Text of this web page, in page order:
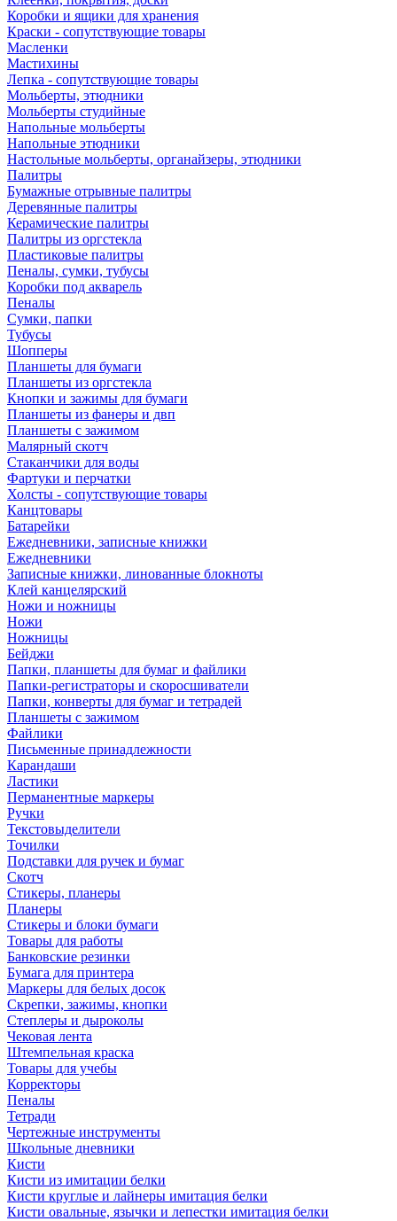
Коробки и ящики для хранения
Краски - сопутствующие товары
Масленки
Мастихины
Лепка - сопутствующие товары
Мольберты, этюдники
Мольберты студийные
Напольные мольберты
Напольные этюдники
Настольные мольберты, органайзеры, этюдники
Палитры
Бумажные отрывные палитры
Деревянные палитры
Керамические палитры
Палитры из оргстекла
Пластиковые палитры
Пеналы, сумки, тубусы
Коробки под акварель
Пеналы
Сумки, папки
Тубусы
Шопперы
Планшеты для бумаги
Планшеты из оргстекла
Кнопки и зажимы для бумаги
Планшеты из фанеры и двп
Планшеты с зажимом
Малярный скотч
Стаканчики для воды
Фартуки и перчатки
Холсты - сопутствующие товары
Канцтовары
Батарейки
Ежедневники, записные книжки
Ежедневники
Записные книжки, линованные блокноты
Клей канцелярский
Ножи и ножницы
Ножи
Ножницы
Бейджи
Папки, планшеты для бумаг и файлики
Папки-регистраторы и скоросшиватели
Папки, конверты для бумаг и тетрадей
Планшеты с зажимом
Файлики
Письменные принадлежности
Карандаши
Ластики
Перманентные маркеры
Ручки
Текстовыделители
Точилки
Подставки для ручек и бумаг
Скотч
Стикеры, планеры
Планеры
Стикеры и блоки бумаги
Товары для работы
Банковские резинки
Бумага для принтера
Маркеры для белых досок
Скрепки, зажимы, кнопки
Степлеры и дыроколы
Чековая лента
Штемпельная краска
Товары для учебы
Корректоры
Пеналы
Тетради
Чертежные инструменты
Школьные дневники
Кисти
Кисти из имитации белки
Кисти круглые и лайнеры имитация белки
Кисти овальные, язычки и лепестки имитация белки